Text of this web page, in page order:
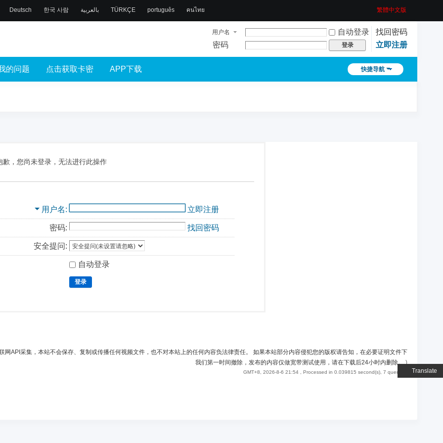
Translate
Deutsch 한국 사람 بالعربية TÜRKÇE português คนไทย 繁體中文版
用户名 自动登录
找回密码
密码
登录 立即注册
快捷导航
的问题 点击获取卡密 APP下载
歉，您尚未登录，无法进行此操作
用户名 立即注册
密码: 找回密码
安全提问:
自动登录
登录
网API采集，本站不会保存、复制或传播任何视频文件，也不对本站上的任何内容负法律责任。 如果本站部分内容侵犯您的版权请告知，在必要证明文件下
我们第一时间撤除，发布的内容仅做宽带测试使用，请在下载后24小时内删除。)
GMT+8, 2026-8-6 21:54 , Processed in 0.039815 second(s), 7 queries .